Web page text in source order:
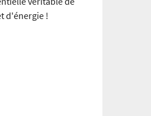
d'énergie !